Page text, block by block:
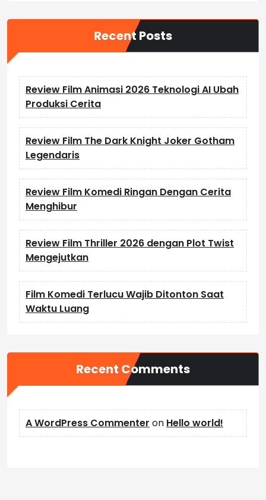
Recent Posts
Review Film Animasi 2026 Teknologi AI Ubah
Produksi Cerita
Review Film The Dark Knight Joker Gotham
Legendaris
Review Film Komedi Ringan Dengan Cerita
Menghibur
Review Film Thriller 2026 dengan Plot Twist
Mengejutkan
Film Komedi Terlucu Wajib Ditonton Saat
Waktu Luang
Recent Comments
A WordPress Commenter on Hello world!